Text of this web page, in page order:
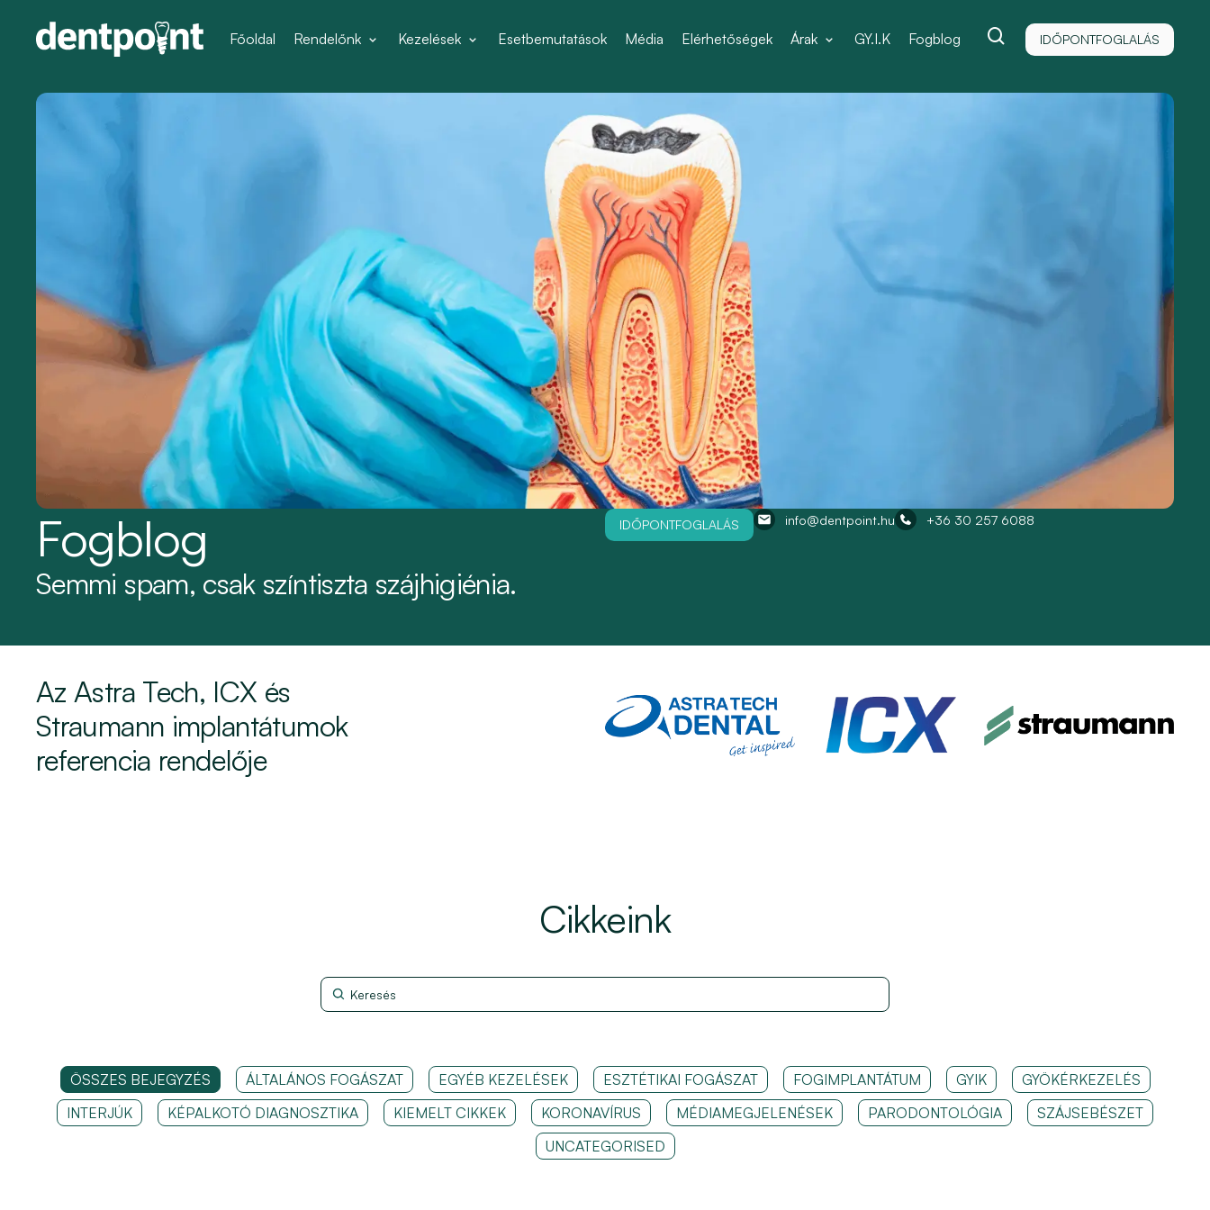
Főoldal Rendelőnk Kezelések Esetbemutatások Média Elérhetőségek Árak GY.I.K Fogblog IDŐPONTFOGLALÁS
Fogblog
Semmi spam, csak színtiszta szájhigiénia.
IDŐPONTFOGLALÁS info@dentpoint.hu +36 30 257 6088
Az Astra Tech, ICX és
Straumann implantátumok
referencia rendelője
Cikkeink
ÖSSZES BEJEGYZÉS ÁLTALÁNOS FOGÁSZAT EGYÉB KEZELÉSEK ESZTÉTIKAI FOGÁSZAT FOGIMPLANTÁTUM GYIK
GYÖKÉRKEZELÉS
INTERJÚK
KÉPALKOTÓ DIAGNOSZTIKA KIEMELT CIKKEK KORONAVÍRUS MÉDIAMEGJELENÉSEK PARODONTOLÓGIA
SZÁJSEBÉSZET
UNCATEGORISED